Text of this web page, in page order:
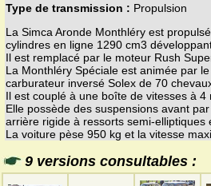
Type de transmission : Propulsion
La Simca Aronde Monthléry est
cylindres en ligne 1290 cm3
Il est remplacé par le moteur Rush
La Monthléry Spéciale est animée par
carburateur inversé Solex de 70
Il est couplé à une boîte de vitesses à
Elle possède des suspensions avant
arrière rigide à ressorts semi-elliptiques
La voiture pèse 950 kg et la vitesse
9 versions consultables :